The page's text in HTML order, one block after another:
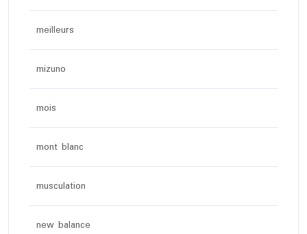
meilleurs
mizuno
mois
mont blanc
musculation
new balance